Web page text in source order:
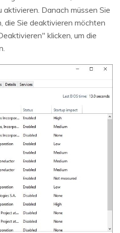
Danach müssen Sie
die Sie deaktivieren möchten
klicken, um die